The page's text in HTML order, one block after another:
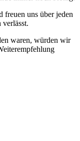
freuen uns über jeden
verlässt.
waren, würden wir